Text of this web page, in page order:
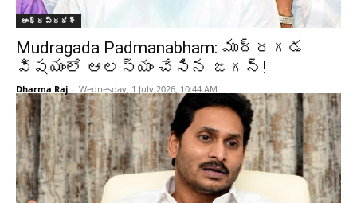
ఆంధ్రప్రదేశ్‌
Mudragada Padmanabham: ముద్రగడ
విషయంలో ఆలస్యం చేసిన జగన్!
Dharma Raj - Wednesday, 1 July 2026, 10:44 AM